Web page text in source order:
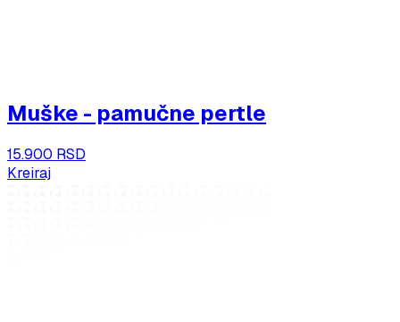
Muške - pamučne pertle
15.900 RSD
Kreiraj